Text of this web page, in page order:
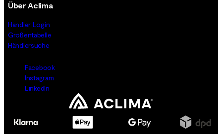
Über Aclima
Händler Login
Größentabelle
Händlersuche
Facebook
Instagram
LinkedIn